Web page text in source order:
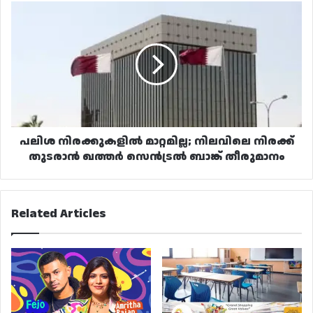
ബാങ്ക്
തീരുമാനം
പലിശ നിരക്കുകളിൽ മാറ്റമില്ല; നിലവിലെ നിരക്ക്
തുടരാൻ ഖത്തർ സെൻട്രൽ ബാങ്ക് തീരുമാനം
Related Articles